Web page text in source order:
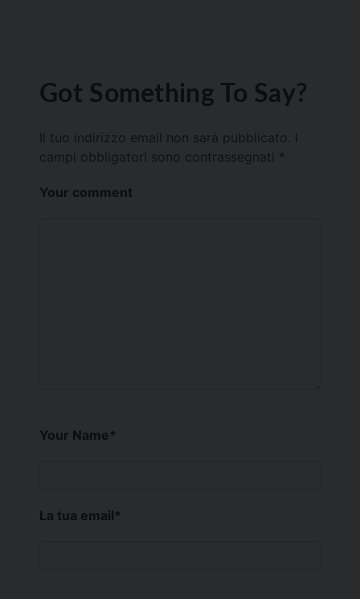
Got Something To Say?
Il tuo indirizzo email non sarà pubblicato.
campi obbligatori sono contrassegnati *
Your comment
Your Name*
La tua email*